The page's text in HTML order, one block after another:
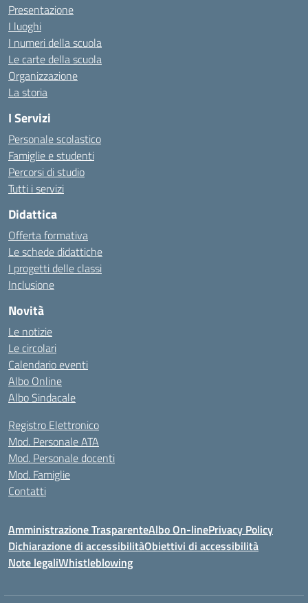
Presentazione
I luoghi
I numeri della scuola
Le carte della scuola
Organizzazione
La storia
I Servizi
Personale scolastico
Famiglie e studenti
Percorsi di studio
Tutti i servizi
Didattica
Offerta formativa
Le schede didattiche
I progetti delle classi
Inclusione
Novità
Le notizie
Le circolari
Calendario eventi
Albo Online
Albo Sindacale
Registro Elettronico
Mod. Personale ATA
Mod. Personale docenti
Mod. Famiglie
Contatti
Amministrazione TrasparenteAlbo On-linePrivacy Policy
Dichiarazione di accessibilitàObiettivi di accessibilità
Note legaliWhistleblowing